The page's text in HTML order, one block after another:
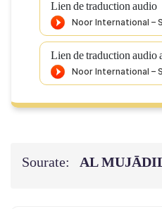
Lien de traduction audio
Lien de traduction audio
Sourate: AL